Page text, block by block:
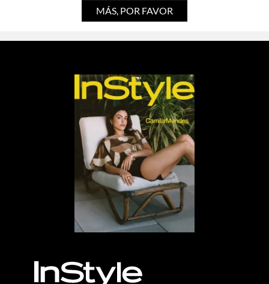
MÁS, POR FAVOR